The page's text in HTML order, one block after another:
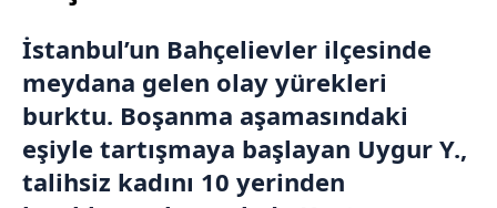
İstanbul’un Bahçelievler ilçesinde
meydana gelen olay yürekleri
burktu. Boşanma aşamasındaki
eşiyle tartışmaya başlayan Uygur Y.,
talihsiz kadını 10 yerinden